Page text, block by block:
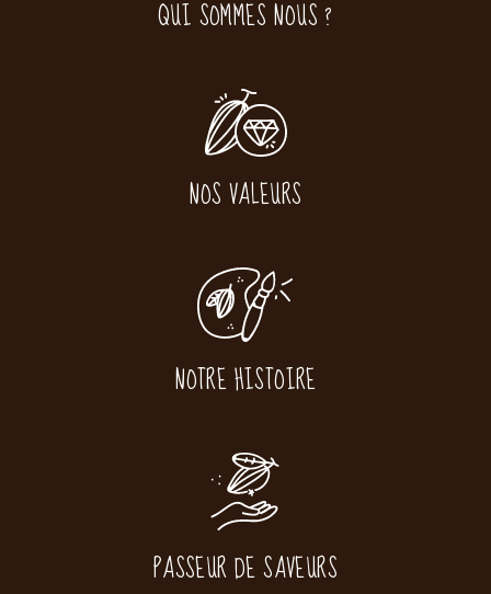
QUI SOMMES NOUS ?
NOS VALEURS
NOTRE HISTOIRE
PASSEUR DE SAVEURS